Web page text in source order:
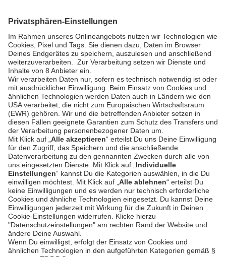
Preise
SICHERHEIT & COMPLIANCE
Sicherheit
PSD2 - Starke
Kundenauthentifizierung
PCI DSS -
Datensicherheit
Betrugsprävention
SERVICE & SUPPORT
Entwickler-
Dokumentation
Dokumentation
Unzer Austria
Rechtliche
Dokumente
Hilfe-Center
Plattform-
Status
Beschwerde